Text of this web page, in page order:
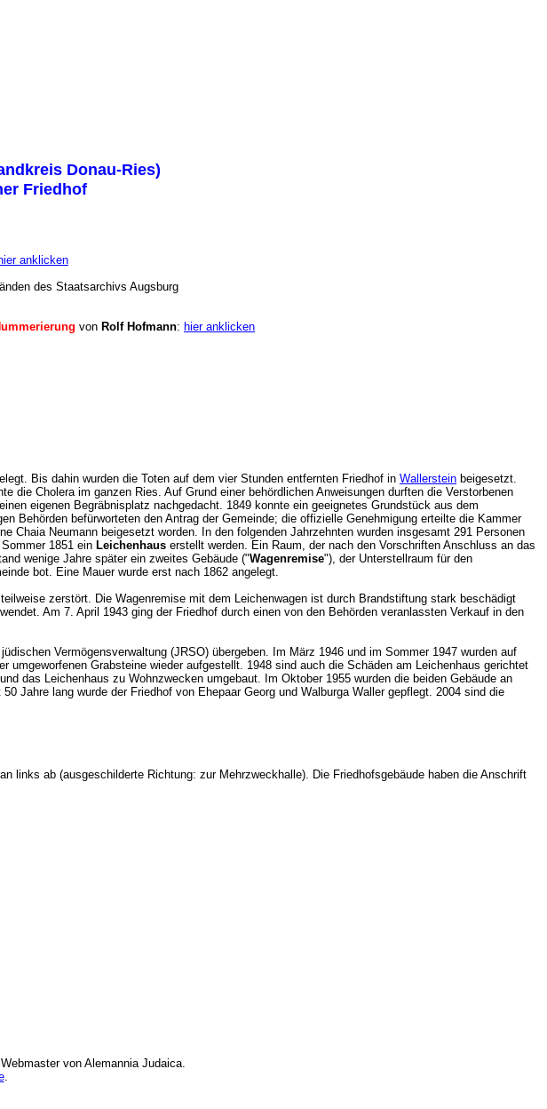
Donau-Ries)
Friedhof
hier anklicken
des Staatsarchivs Augsburg
von Rolf Hofmann: hier anklicken
Bis dahin wurden die Toten auf dem vier Stunden entfernten Friedhof in Wallerstein beigesetzt.
die Cholera im ganzen Ries. Auf Grund einer behördlichen Anweisungen durften die Verstorbenen
eigenen Begräbnisplatz nachgedacht. 1849 konnte ein geeignetes Grundstück aus dem
Behörden befürworteten den Antrag der Gemeinde; die offizielle Genehmigung erteilte die Kammer
Neumann beigesetzt worden. In den folgenden Jahrzehnten wurden insgesamt 291 Personen
1851 ein Leichenhaus erstellt werden. Ein Raum, der nach den Vorschriften Anschluss an das
wenige Jahre später ein zweites Gebäude ("Wagenremise"), der Unterstellraum für den
bot. Eine Mauer wurde erst nach 1862 angelegt.
zerstört. Die Wagenremise mit dem Leichenwagen ist durch Brandstiftung stark beschädigt
Am 7. April 1943 ging der Friedhof durch einen von den Behörden veranlassten Verkauf in den
Vermögensverwaltung (JRSO) übergeben. Im März 1946 und im Sommer 1947 wurden auf
Grabsteine wieder aufgestellt. 1948 sind auch die Schäden am Leichenhaus gerichtet
das Leichenhaus zu Wohnzwecken umgebaut. Im Oktober 1955 wurden die beiden Gebäude an
Jahre lang wurde der Friedhof von Ehepaar Georg und Walburga Waller gepflegt. 2004 sind die
links ab (ausgeschilderte Richtung: zur Mehrzweckhalle). Die Friedhofsgebäude haben die Anschrift
von Alemannia Judaica.
.